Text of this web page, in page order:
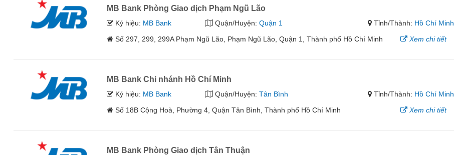
MB Bank Phòng Giao dịch Phạm Ngũ Lão
Ký hiệu: MB Bank Quận/Huyện: Quận 1 Tỉnh/Thành: Hồ Chí Minh
Số 297, 299, 299A Phạm Ngũ Lão, Phạm Ngũ Lão, Quận 1, Thành phố Hồ Chí Minh
Xem chi tiết
MB Bank Chi nhánh Hồ Chí Minh
Ký hiệu: MB Bank Quận/Huyện: Tân Bình Tỉnh/Thành: Hồ Chí Minh
Số 18B Cộng Hoà, Phường 4, Quận Tân Bình, Thành phố Hồ Chí Minh
Xem chi tiết
MB Bank Phòng Giao dịch Tân Thuận